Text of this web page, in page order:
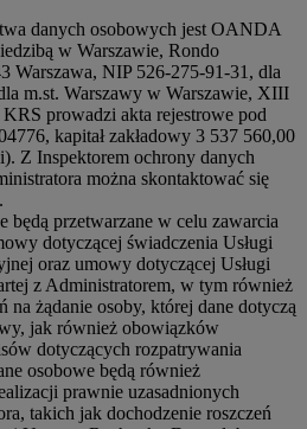
danych osobowych jest OANDA
w Warszawie, Rondo
Warszawa, NIP 526-275-91-31, dla
m.st. Warszawy w Warszawie, XIII
prowadzi akta rejestrowe pod
kapitał zakładowy 3 537 560,00
Z Inspektorem ochrony danych
można skontaktować się
.
będą przetwarzane w celu zawarcia
dotyczącej świadczenia Usługi
oraz umowy dotyczącej Usługi
z Administratorem, w tym również
na żądanie osoby, której dane dotyczą
jak również obowiązków
dotyczących rozpatrywania
osobowe będą również
prawnie uzasadnionych
takich jak dochodzenie roszczeń